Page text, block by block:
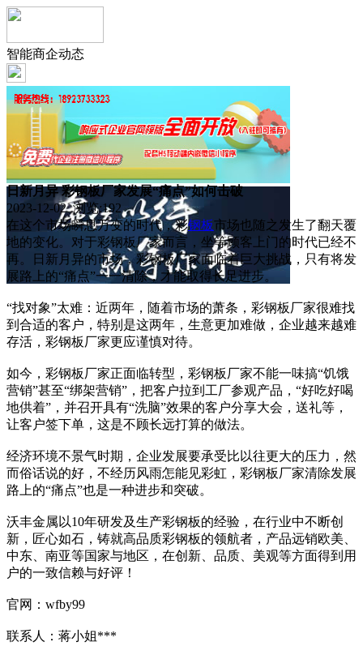
智能商企动态
日新月异 彩钢板厂家发展“痛点”如何击破
2023-12-02 浏览:192
在这个市场瞬息万变的时代，彩钢板市场也随之发生了翻天覆
地的变化。对于彩钢板厂家而言，坐等顾客上门的时代已经不
再。日新月异的市场，彩钢板厂家面临着巨大挑战，只有将发
展路上的“痛点”一一清除，才能取得长足进步。
“找对象”太难：近两年，随着市场的萧条，彩钢板厂家很难找
到合适的客户，特别是这两年，生意更加难做，企业越来越难
存活，彩钢板厂家更应谨慎对待。
如今，彩钢板厂家正面临转型，彩钢板厂家不能一味搞“饥饿
营销”甚至“绑架营销”，把客户拉到工厂参观产品，“好吃好喝
地供着”，并召开具有“洗脑”效果的客户分享大会，送礼等，
让客户签下单，这是不顾长远打算的做法。
经济环境不景气时期，企业发展要承受比以往更大的压力，然
而俗话说的好，不经历风雨怎能见彩虹，彩钢板厂家清除发展
路上的“痛点”也是一种进步和突破。
沃丰金属以10年研发及生产彩钢板的经验，在行业中不断创
新，匠心如石，铸就高品质彩钢板的领航者，产品远销欧美、
中东、南亚等国家与地区，在创新、品质、美观等方面得到用
户的一致信赖与好评！
官网：wfby99
联系人：蒋小姐***